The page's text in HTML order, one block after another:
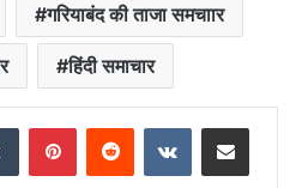
गरियाबंद की ताजा समचाार
हिंदी समाचार